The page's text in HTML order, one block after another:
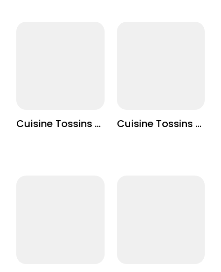
Cuisine Tossins - De Hagewinde - De Parel Cuisine Tossins - Vrije Centrumschool